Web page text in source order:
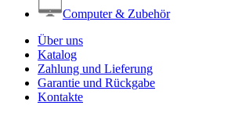
Computer & Zubehör
Über uns
Katalog
Zahlung und Lieferung
Garantie und Rückgabe
Kontakte